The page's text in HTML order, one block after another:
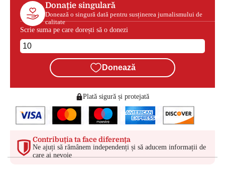
Donație singulară
Donează o singură dată pentru susținerea jurnalismului de
calitate
Scrie suma pe care dorești să o donezi
Donează
Plată sigură și protejată
Contribuția ta face diferența
Ne ajuți să rămânem independenți și să aducem informații de
care ai nevoie